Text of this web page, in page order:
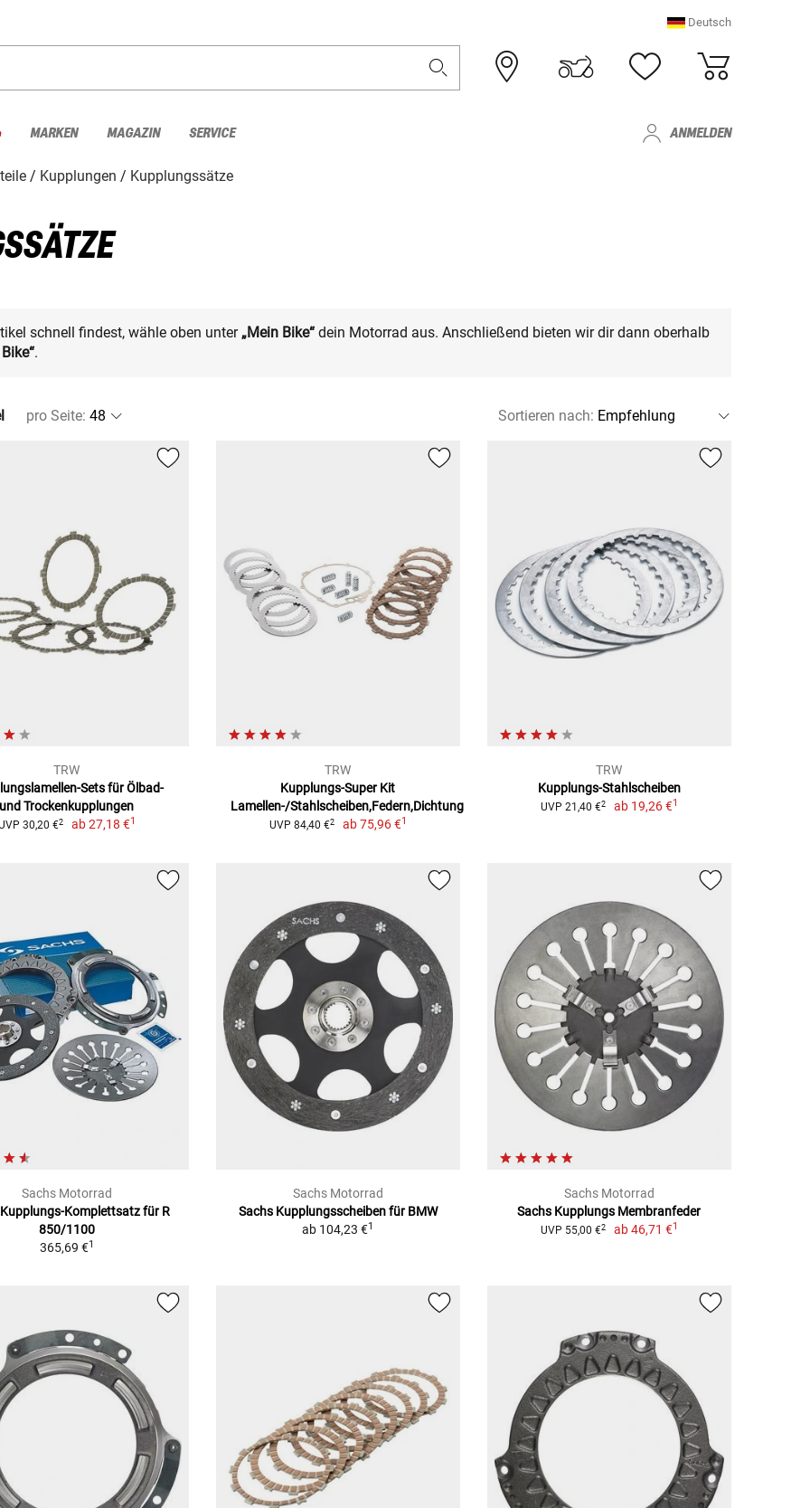
Deutsch
MARKEN MAGAZIN SERVICE ANMELDEN
Kupplungen Kupplungssätze
schnell findest, wähle oben unter „Mein Bike“ dein Motorrad aus. Anschließend bieten wir dir dann oberhalb
.
pro Seite: Sortieren nach:
TRW
Sets für Ölbad-
und Trockenkupplungen
30,20 €2 ab27,18 €1
TRW
Kupplungs-Super Kit
Lamellen-/Stahlscheiben,Federn,Dichtung
UVP 84,40 €2 ab75,96 €1
TRW
Kupplungs-Stahlscheiben
UVP 21,40 €2 ab 19,26 €1
Sachs Motorrad
Komplettsatz für R
850/1100
365,69 €1
Sachs Motorrad
Sachs Kupplungsscheiben für BMW
ab 104,23 €1
Sachs Motorrad
Sachs Kupplungs Membranfeder
UVP 55,00 €2 ab46,71 €1